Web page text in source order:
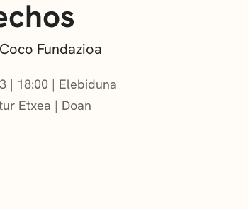
Fundazioa
| 18:00
Elebiduna
Etxea
Doan